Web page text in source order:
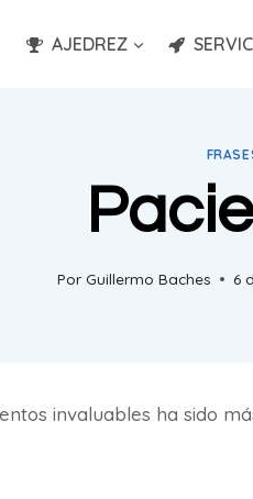
AJEDREZ
Por Guillermo Baches 6
invaluables ha sido